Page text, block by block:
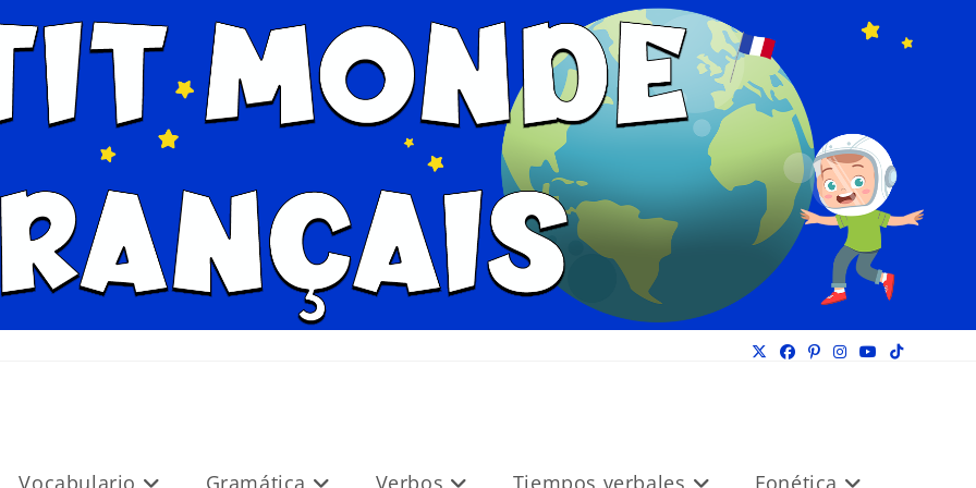
Vocabulario Gramática Verbos Tiempos verbales Fonética